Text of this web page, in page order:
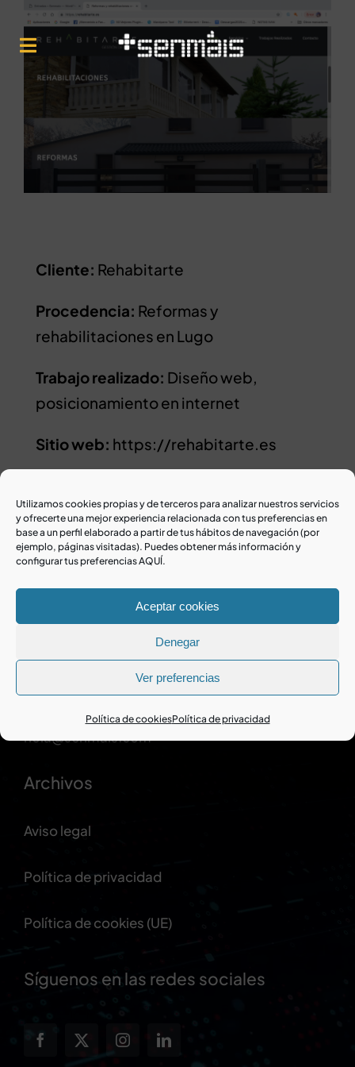
Utilizamos cookies propias y de terceros para analizar nuestros servicios
y ofrecerte una mejor experiencia relacionada con tus preferencias en
base a un perfil elaborado a partir de tus hábitos de navegación (por
ejemplo, páginas visitadas). Puedes obtener más información y
configurar tus preferencias AQUÍ.
Aceptar cookies
Denegar
Ver preferencias
Política de cookiesPolítica de privacidad
Saltar
Toggle
Navigation
Servicios
Cliente: Rehabitarte
Procedencia: Reformas y
rehabilitaciones en Lugo
Trabajo realizado: Diseño web,
posicionamiento en internet
Sitio web: https://rehabitarte.es
Contacta con nosotros
Castelao 48 bajo 27001 Lugo
982 80 90 15
hola@senmais.com
Archivos
Aviso legal
Política de privacidad
Política de cookies (UE)
Síguenos en las redes sociales